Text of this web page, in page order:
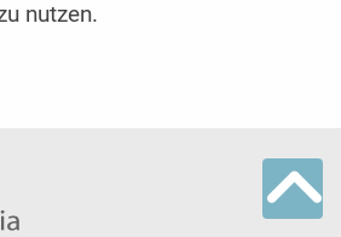
nutzen.